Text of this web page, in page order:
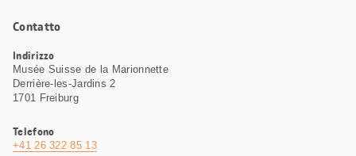
Contatto
Indirizzo
Musée Suisse de la Marionnette
Derrière-les-Jardins 2
1701 Freiburg
Telefono
+41 26 322 85 13